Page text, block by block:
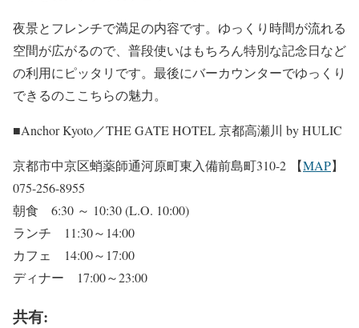
夜景とフレンチで満足の内容です。ゆっくり時間が流れる
空間が広がるので、普段使いはもちろん特別な記念日など
の利用にピッタリです。最後にバーカウンターでゆっくり
できるのここちらの魅力。
■Anchor Kyoto／THE GATE HOTEL 京都高瀬川 by HULIC
京都市中京区蛸薬師通河原町東入備前島町310-2 【MAP】
075-256-8955
朝食 6:30 ～ 10:30 (L.O. 10:00)
ランチ 11:30～14:00
カフェ 14:00～17:00
ディナー 17:00～23:00
共有: